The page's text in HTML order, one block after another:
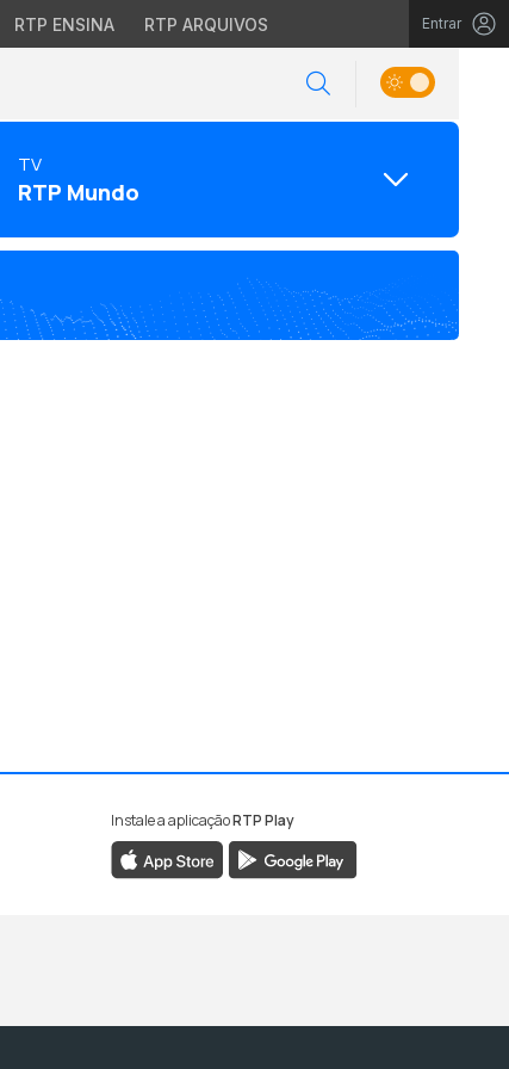
RTP ENSINA RTP ARQUIVOS Entrar
TV
RTP Mundo
Instale a aplicaçãoRTP Play